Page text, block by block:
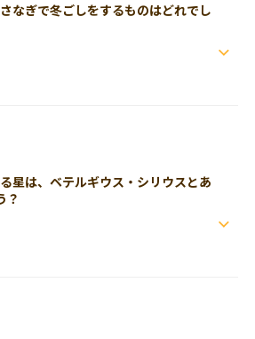
なぎで冬ごしをするものはどれでし
星は、ベテルギウス・シリウスとあ
？